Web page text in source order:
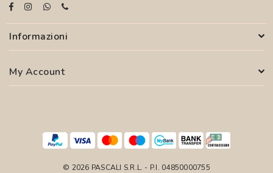
Informazioni
My Account
© 2026 PASCALI S.R.L. - P.I. 04850000755